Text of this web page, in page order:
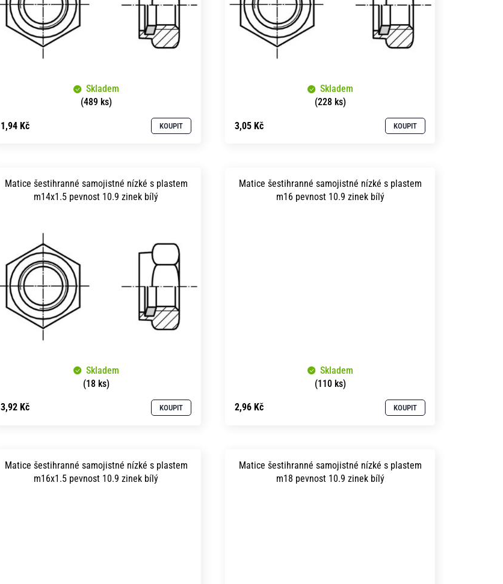
u
Skladem
(489 ks)
1,94 Kč KOUPIT
Skladem
(228 ks)
3,05 Kč KOUPIT
Matice šestihranné samojistné nízké s plastem
m14x1.5 pevnost 10.9 zinek bílý
Skladem
(18 ks)
3,92 Kč KOUPIT
Matice šestihranné samojistné nízké s plastem
m16 pevnost 10.9 zinek bílý
Skladem
(110 ks)
2,96 Kč KOUPIT
Matice šestihranné samojistné nízké s plastem
m16x1.5 pevnost 10.9 zinek bílý
Matice šestihranné samojistné nízké s plastem
m18 pevnost 10.9 zinek bílý